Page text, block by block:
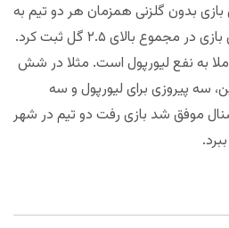
بدون گلزنی همزمان هر دو تیم به
پایان رسید. نیمی از این شش بازی در مجموع بالای ۲.۵ گل ثبت کرد.
به نفع لیورپول است. مثلا در شش
سه پیروزی برای لیورپول و سه
موفق شد بازی رفت دو تیم در شهر